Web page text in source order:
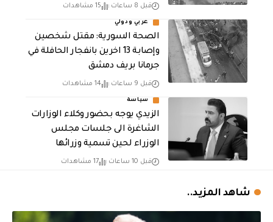
قبل 8 ساعات 15 مشاهدات
عربي ودولي
الصحة السورية: مقتل شخصين
وإصابة 13 اخرين بانفجار الحافلة في
جرمانا بريف دمشق
قبل 9 ساعات 14 مشاهدات
سياسة
الزيدي يوجه بحضور وكلاء الوزارات
الشاغرة الى جلسات مجلس
الوزراء لحين تسمية وزرائها
قبل 10 ساعات 17 مشاهدات
شاهد المزيد..